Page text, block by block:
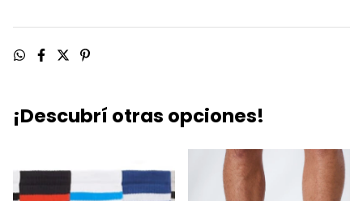
¡Descubrí otras opciones!